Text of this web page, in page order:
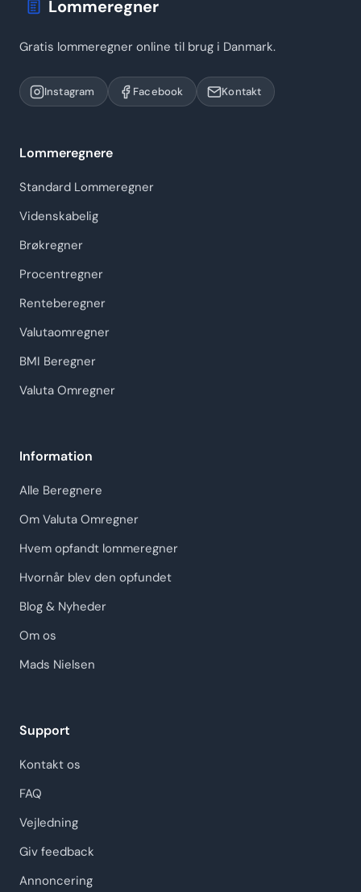
Lommeregner
Gratis lommeregner online til brug i Danmark.
Instagram Facebook Kontakt
Lommeregnere
Standard Lommeregner
Videnskabelig
Brøkregner
Procentregner
Renteberegner
Valutaomregner
BMI Beregner
Valuta Omregner
Information
Alle Beregnere
Om Valuta Omregner
Hvem opfandt lommeregner
Hvornår blev den opfundet
Blog & Nyheder
Om os
Mads Nielsen
Support
Kontakt os
FAQ
Vejledning
Giv feedback
Annoncering